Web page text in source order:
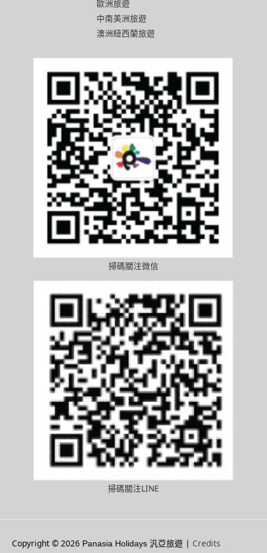
歐洲旅遊
中南美洲旅遊
澳洲紐西蘭旅遊
掃碼關注微信
掃碼關注LINE
Copyright © 2026 Panasia Holidays 汎亞旅遊 | Credits